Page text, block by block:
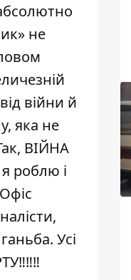
не
війни й
яка не
ВІЙНА
роблю і
Усі